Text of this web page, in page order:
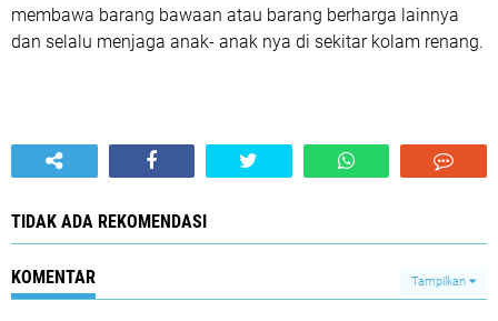
membawa barang bawaan atau barang berharga lainnya
dan selalu menjaga anak- anak nya di sekitar kolam renang.
TIDAK ADA REKOMENDASI
KOMENTAR Tampilkan